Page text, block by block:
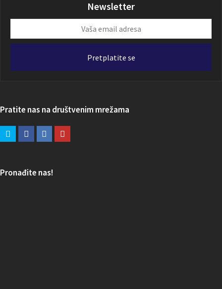
Newsletter
email
Pretplatite se
Pratite nas na društvenim mrežama
Pronađite nas!